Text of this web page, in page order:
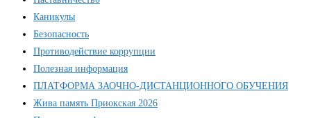
Каникулы
Безопасность
Противодействие коррупции
Полезная информация
ПЛАТФОРМА ЗАОЧНО-ДИСТАНЦИОННОГО ОБУЧЕНИЯ
Жива память Приокская 2026